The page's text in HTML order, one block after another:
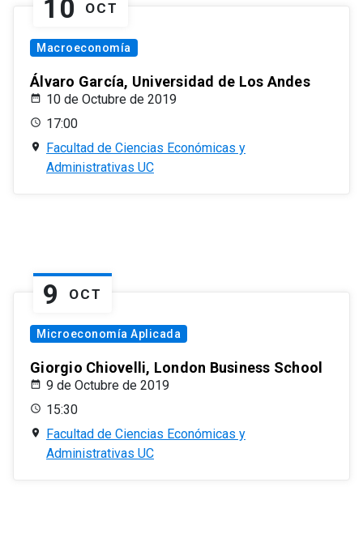
10 OCT
Macroeconomía
Álvaro García, Universidad de Los Andes
10 de Octubre de 2019
17:00
Facultad de Ciencias Económicas y
Administrativas UC
9 OCT
Microeconomía Aplicada
Giorgio Chiovelli, London Business School
9 de Octubre de 2019
15:30
Facultad de Ciencias Económicas y
Administrativas UC